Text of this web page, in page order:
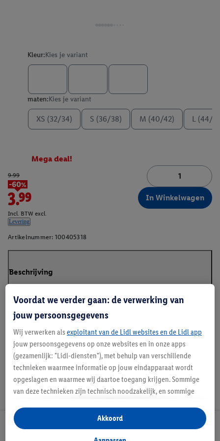
Kleur:Kies je variant
maten:Kies je variant
XS (32/34) S (36/38) M (40/42) L (44/
Mega deal!
9.99
-60%
3.99
Incl. BTW excl.
Levering
In Winkelwagen
Artikelnummer: 100405318
Beschrijving
Lidl Nieuwsbrief
Voordat we verder gaan: de verwerking van
jouw persoonsgegevens
Wij verwerken als exploitant van de Lidl websites en de Lidl app
jouw persoonsgegevens op onze websites en in onze apps
(gezamenlijk: "Lidl-diensten"), met behulp van verschillende
technieken waarmee informatie op jouw eindapparaat wordt
opgeslagen en waarmee wij daartoe toegang krijgen. Sommige
van deze technieken zijn technisch noodzakelijk, en sommige
opslaan van voorkeursinstellingen, het verzamelen en
analyseren van statistieken of voor het tonen van
gepersonaliseerde reclame binnen en buiten de Lidl-diensten.
Akkoord